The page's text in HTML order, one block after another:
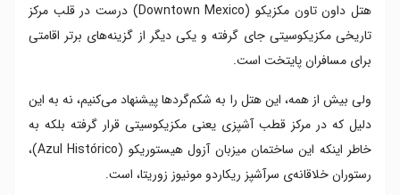
هتل داون تاون مکزیکو (Downtown Mexico) درست در قلب مرکز
تاریخی مکزیکوسیتی جای گرفته و یکی دیگر از گزینه‌های برتر اقامتی
برای مسافران پایتخت است.
ولی بیش از همه، این هتل را به شکم‌گردها پیشنهاد می‌کنیم، نه به این
دلیل که در مرکز قطب آشپزی یعنی مکزیکوسیتی قرار گرفته‌ بلکه به
خاطر اینکه این ساختمان میزبان آزول هیستوریکو (Azul Histórico)،
رستوران خلاقانه‌ی سرآشپز ریکاردو مونیوز زوریتا، است.